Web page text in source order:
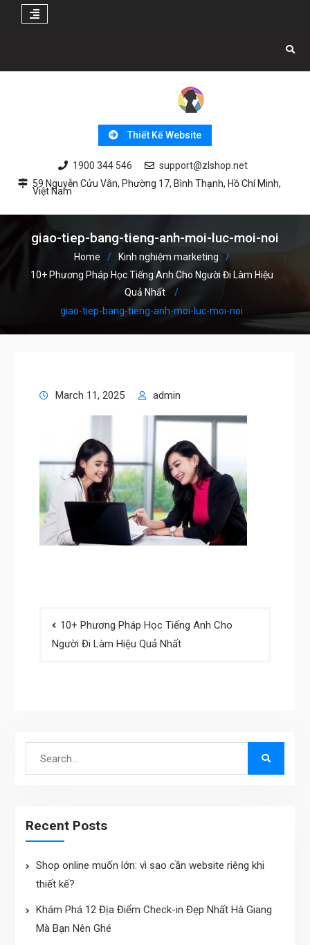
content
Thiết Kế Website
1900 344 546
support@zlshop.net
59 Nguyễn Cửu Vân, Phường 17, Bình Thạnh, Hồ Chí Minh,
Việt Nam
giao-tiep-bang-tieng-anh-moi-luc-moi-noi
Home
Kinh nghiệm marketing
10+ Phương Pháp Học Tiếng Anh Cho Người Đi Làm Hiệu
Quả Nhất
giao-tiep-bang-tieng-anh-moi-luc-moi-noi
March 11, 2025 admin
Post
navigation
10+ Phương Pháp Học Tiếng Anh Cho
Người Đi Làm Hiệu Quả Nhất
Recent Posts
Shop online muốn lớn: vì sao cần website riêng khi
thiết kế?
Khám Phá 12 Địa Điểm Check-in Đẹp Nhất Hà Giang
Mà Bạn Nên Ghé